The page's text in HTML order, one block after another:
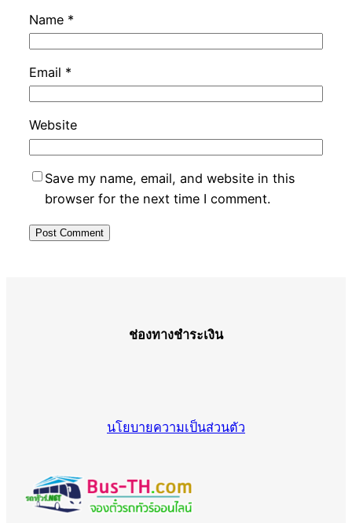
Name *
Email *
Website
Save my name, email, and website in this
browser for the next time I comment.
ช่องทางชำระเงิน
นโยบายความเป็นส่วนตัว